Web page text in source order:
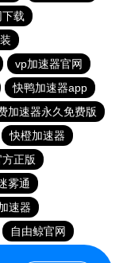
下载
vp加速器官网
快鸭加速器app
加速器永久免费版
快橙加速器
正版
雾通
速器
自由鲸官网